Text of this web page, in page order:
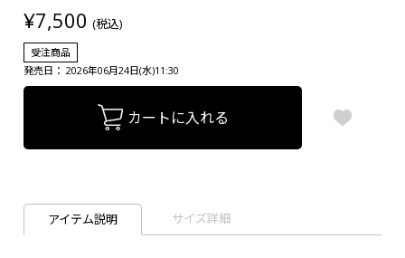
¥7,500 (税込)
受注商品
発売日： 2026年06月24日(水)11:30
カートに入れる
アイテム説明 サイズ詳細